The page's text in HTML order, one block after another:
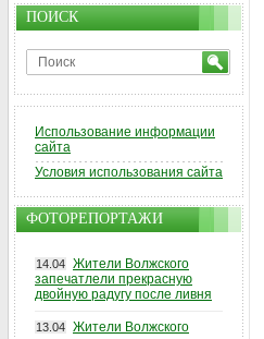
ПОИСК
Использование информации
сайта
Условия использования сайта
ФОТОРЕПОРТАЖИ
14.04 Жители Волжского
запечатлели прекрасную
двойную радугу после ливня
13.04 Жители Волжского